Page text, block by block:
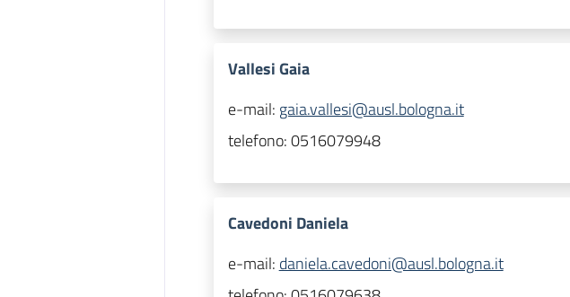
Vallesi Gaia
e-mail: gaia.vallesi@ausl.bologna.it
telefono:0516079948
Cavedoni Daniela
e-mail: daniela.cavedoni@ausl.bologna.it